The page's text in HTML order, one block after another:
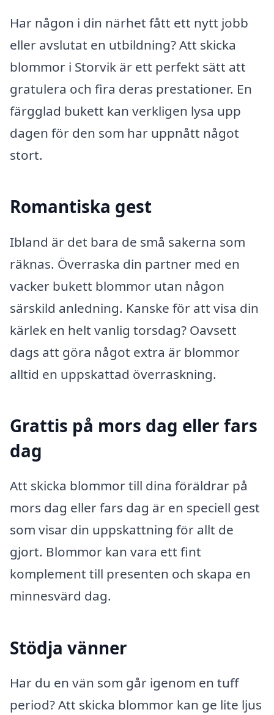
Har någon i din närhet fått ett nytt jobb
eller avslutat en utbildning? Att skicka
blommor i Storvik är ett perfekt sätt att
gratulera och fira deras prestationer. En
färgglad bukett kan verkligen lysa upp
dagen för den som har uppnått något
stort.
Romantiska gest
Ibland är det bara de små sakerna som
räknas. Överraska din partner med en
vacker bukett blommor utan någon
särskild anledning. Kanske för att visa din
kärlek en helt vanlig torsdag? Oavsett
dags att göra något extra är blommor
alltid en uppskattad överraskning.
Grattis på mors dag eller fars
dag
Att skicka blommor till dina föräldrar på
mors dag eller fars dag är en speciell gest
som visar din uppskattning för allt de
gjort. Blommor kan vara ett fint
komplement till presenten och skapa en
minnesvärd dag.
Stödja vänner
Har du en vän som går igenom en tuff
period? Att skicka blommor kan ge lite ljus